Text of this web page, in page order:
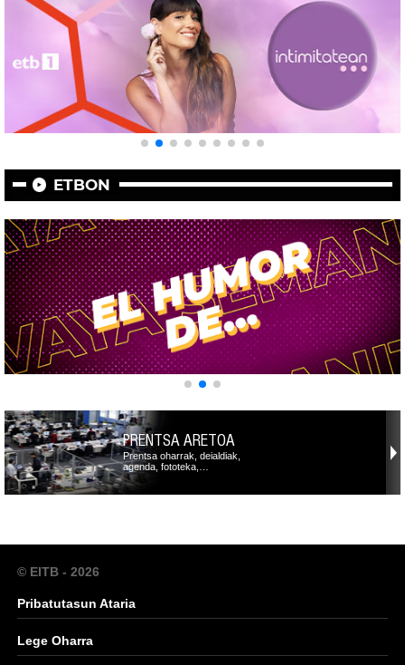
ETBON
PRENTSA ARETOA
Prentsa oharrak, deialdiak,
agenda, fototeka,…
© EITB - 2026
Pribatutasun Ataria
Lege Oharra